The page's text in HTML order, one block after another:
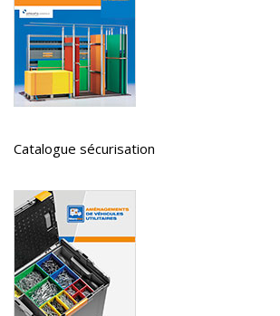
Catalogue sécurisation